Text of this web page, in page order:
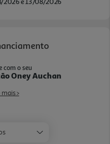
com o seu
Oney Auchan
>